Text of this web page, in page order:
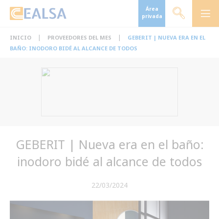
Área
privada
INICIO | PROVEEDORES DEL MES |
GEBERIT | NUEVA ERA EN EL
BAÑO: INODORO BIDÉ AL ALCANCE DE TODOS
GEBERIT | Nueva era en el baño:
inodoro bidé al alcance de todos
22/03/2024